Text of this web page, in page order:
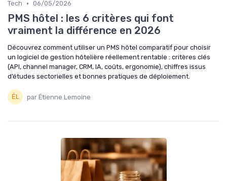
Tech • 06/05/2026
PMS hôtel : les 6 critères qui font
vraiment la différence en 2026
Découvrez comment utiliser un PMS hôtel comparatif pour choisir
un logiciel de gestion hôtelière réellement rentable : critères clés
(API, channel manager, CRM, IA, coûts, ergonomie), chiffres issus
d’études sectorielles et bonnes pratiques de déploiement.
par Étienne Lemoine